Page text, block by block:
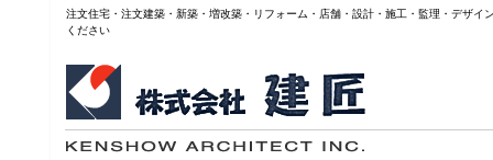
注文住宅・注文建築・新築・増改築・リフォーム・店舗・設計・施工・監理・デザ
ください